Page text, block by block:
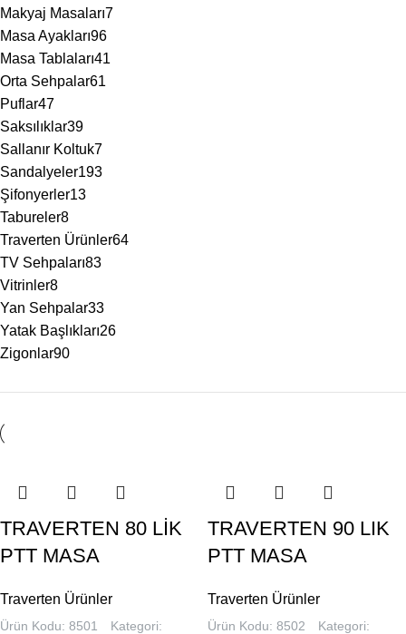
Makyaj Masaları7
Masa Ayakları96
Masa Tablaları41
Orta Sehpalar61
Puflar47
Saksılıklar39
Sallanır Koltuk7
Sandalyeler193
Şifonyerler13
Tabureler8
Traverten Ürünler64
TV Sehpaları83
Vitrinler8
Yan Sehpalar33
Yatak Başlıkları26
Zigonlar90
TRAVERTEN 80 LİK
PTT MASA
Traverten Ürünler
Ürün Kodu: 8501
Kategori:
TRAVERTEN 90 LIK
PTT MASA
Traverten Ürünler
Ürün Kodu: 8502
Kategori: